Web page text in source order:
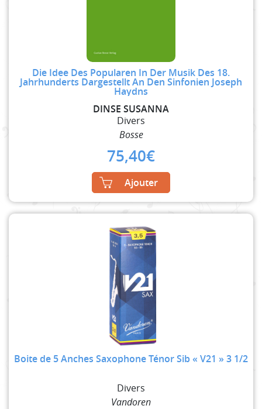
Die Idee Des Popularen In Der Musik Des 18.
Jahrhunderts Dargestellt An Den Sinfonien Joseph
Haydns
DINSE SUSANNA
Divers
Bosse
75,40€
Ajouter
Boite de 5 Anches Saxophone Ténor Sib « V21 » 3 1/2
Divers
Vandoren